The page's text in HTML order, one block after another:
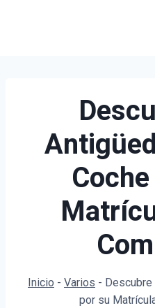
Inicio - Varios - Descubre
por su